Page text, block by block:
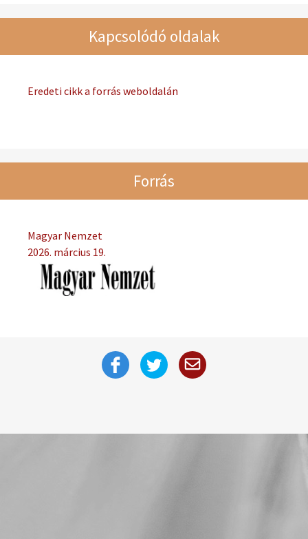
Kapcsolódó oldalak
Eredeti cikk a forrás weboldalán
Forrás
Magyar Nemzet
2026. március 19.